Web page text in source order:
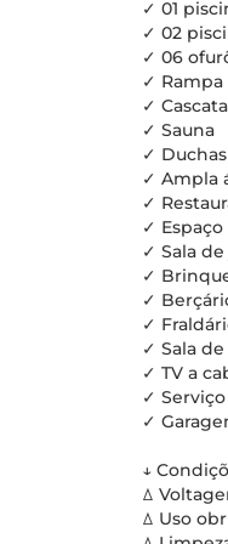
✓ 01
✓ 02
✓ 06
✓ Rampa
✓ Cascata
✓ Sauna
✓ Duchas
✓ Ampla
✓
✓
✓ Sala
✓
✓
✓
✓ Sala
✓ TV a
✓
✓
↓
ꕔ
ꕔ Uso